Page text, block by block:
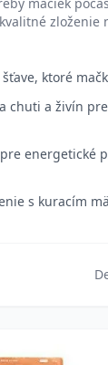
zloženie
ktoré
chuti a živín
energetické
s kuracím